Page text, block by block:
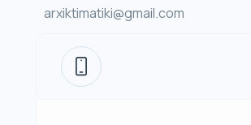
arxiktimatiki@gmail.com